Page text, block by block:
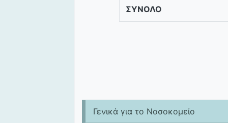
Γενικά για το Νοσοκομείο
ΣΥΝΟΛΟ